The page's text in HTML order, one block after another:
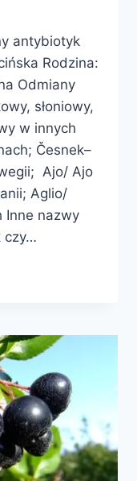
antybiotyk
Rodzina:
Odmiany
słoniowy,
w innych
Česnek–
Ajo/ Ajo
Aglio/
Inne nazwy
czy…